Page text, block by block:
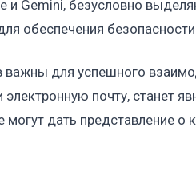
и Gemini, безусловно
обеспечения безопасности
для успешного
почту, станет
дать представление о